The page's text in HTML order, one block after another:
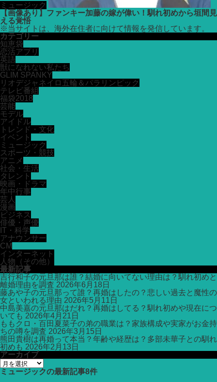
ミュージック
【画像あり】ファンキー加藤の嫁が偉い！馴れ初めから垣間見
える覚悟
※当サイトは、海外在住者に向けて情報を発信しています。
カテゴリー
知恵袋
恋活アプリ
英語
獣になれない私たち
GLIM SPANKY
リオデジャネイロ五輪＆パラリンピック
テレビ番組
福袋2018
芸能
モデル
アイドル
トレンド・文化
イベント
ミュージック
スポーツ・競技
アニメ
社会・生活
タレント
映画・ドラマ
年中行事
芸人
漫画
ビジネス
俳優・声優
IT・科学
アナウンサー
CM
インターネット
人物（その他）
最新記事
吉行和子の元旦那は誰？結婚に向いてない理由は？馴れ初めと
離婚理由を調査 2026年6月18日
藤あや子の元旦那って誰？再婚はしたの？悲しい過去と魔性の
女といわれる理由 2026年5月11日
中島美嘉の元旦那はだれ？再婚はしてる？馴れ初めや現在につ
いても 2026年4月21日
ももクロ・百田夏菜子の弟の職業は？家族構成や実家がお金持
ちの噂を調査 2026年3月15日
熊田貴樹は再婚って本当？年齢や経歴は？多部未華子との馴れ
初めも 2026年2月13日
アーカイブ
ア
ー
カ
ミュージックの最新記事8件